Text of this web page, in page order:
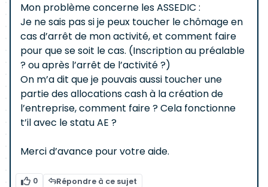
Mon problème concerne les ASSEDIC :
Je ne sais pas si je peux toucher le chômage en
cas d’arrêt de mon activité, et comment faire
pour que se soit le cas. (Inscription au préalable
? ou après l’arrêt de l’activité ?)
On m’a dit que je pouvais aussi toucher une
partie des allocations cash à la création de
l’entreprise, comment faire ? Cela fonctionne
t’il avec le statu AE ?
Merci d’avance pour votre aide.
0 Répondre à ce sujet